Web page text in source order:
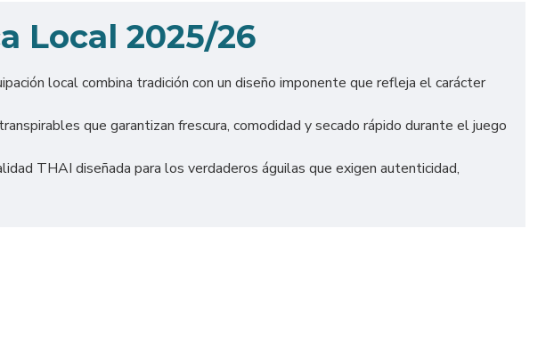
Local 2025/26
local combina tradición con un diseño imponente que refleja el carácter
que garantizan frescura, comodidad y secado rápido durante el juego
THAI diseñada para los verdaderos águilas que exigen autenticidad,